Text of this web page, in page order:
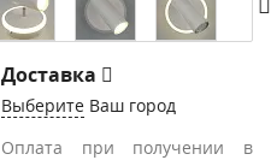
Доставка
Выберите Ваш город
Оплата при получении в